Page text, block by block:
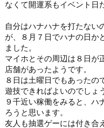
なくて開運系もイベント日
自分はハナハナを打たない
が、８月７日でハナの日か
ました。
マイホとその周辺は８日が
店舗があったようです。
８日は土曜日でもあったの
遊技できればよいのでしょ
９千近い稼働をみると、ハ
ろうと思います。
友人も抽選ゲーには付き合